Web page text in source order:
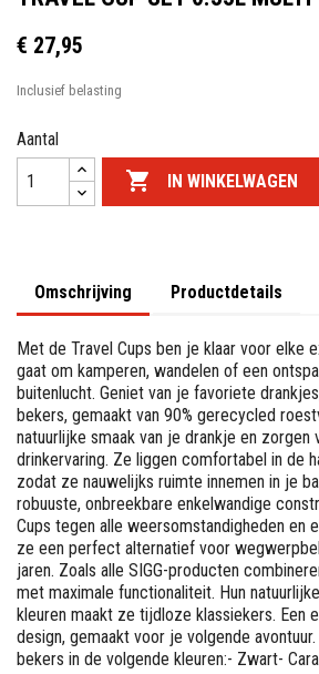
€ 27,95
Inclusief belasting
Aantal
 IN WINKELWAGEN
Omschrijving Productdetails
Met de Travel Cups ben je klaar voor elke
gaat om kamperen, wandelen of een
buitenlucht. Geniet van je favoriete
bekers, gemaakt van 90% gerecycled
natuurlijke smaak van je drankje en zorgen
drinkervaring. Ze liggen comfortabel in de
zodat ze nauwelijks ruimte innemen in je
robuuste, onbreekbare enkelwandige
Cups tegen alle weersomstandigheden en
ze een perfect alternatief voor
jaren. Zoals alle SIGG-producten
met maximale functionaliteit. Hun
kleuren maakt ze tijdloze klassiekers. Een
design, gemaakt voor je volgende
bekers in de volgende kleuren:- Zwart-